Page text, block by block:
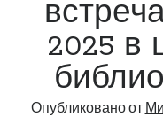
2025 в
Опубликовано от